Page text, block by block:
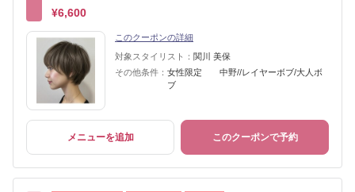
¥6,600
このクーポンの詳細
対象スタイリスト： 関川 美保
その他条件： 女性限定 中野//レイヤーボブ/大人ボ
ブ
メニューを追加 このクーポンで予約